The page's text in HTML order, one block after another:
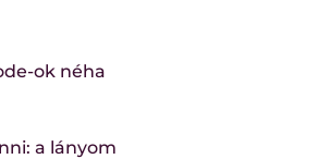
ok néha
a lányom